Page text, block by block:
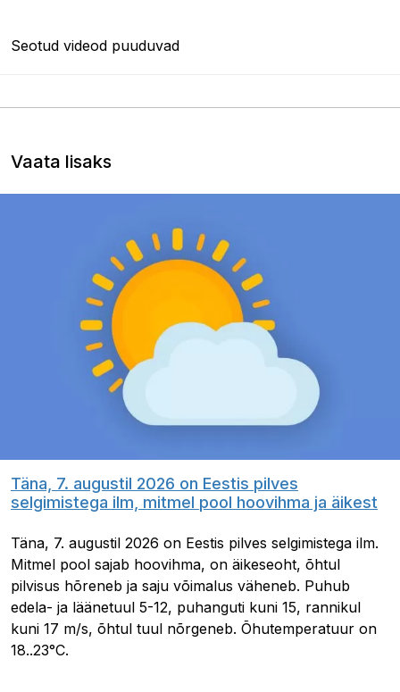
Seotud videod puuduvad
Vaata lisaks
Täna, 7. augustil 2026 on Eestis pilves
selgimistega ilm, mitmel pool hoovihma ja äikest
Täna, 7. augustil 2026 on Eestis pilves selgimistega ilm.
Mitmel pool sajab hoovihma, on äikeseoht, õhtul
pilvisus hõreneb ja saju võimalus väheneb. Puhub
edela- ja läänetuul 5-12, puhanguti kuni 15, rannikul
kuni 17 m/s, õhtul tuul nõrgeneb. Õhutemperatuur on
18..23°C.